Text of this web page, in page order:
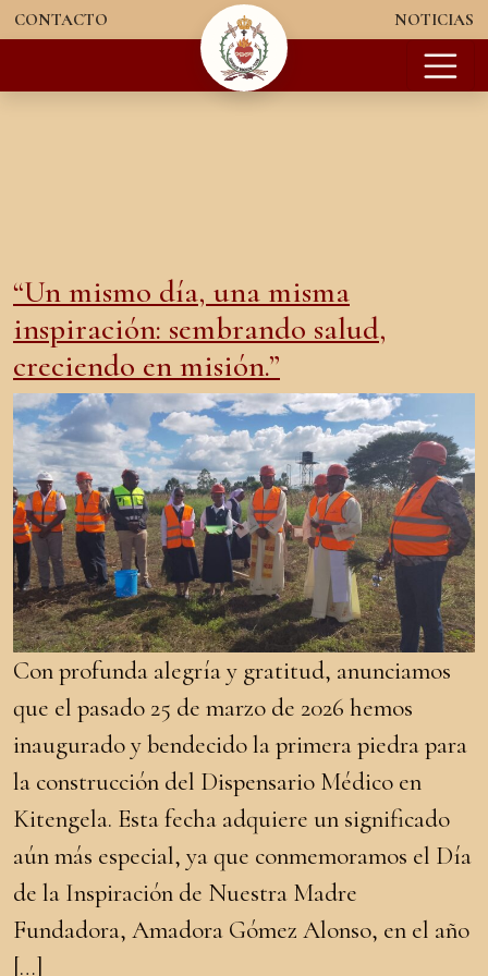
Saltar al contenido
CONTACTO NOTICIAS
Navegación principal
Categoría:Kenia
“Un mismo día, una misma
inspiración: sembrando salud,
creciendo en misión.”
Con profunda alegría y gratitud, anunciamos
que el pasado 25 de marzo de 2026 hemos
inaugurado y bendecido la primera piedra para
la construcción del Dispensario Médico en
Kitengela. Esta fecha adquiere un significado
aún más especial, ya que conmemoramos el Día
de la Inspiración de Nuestra Madre
Fundadora, Amadora Gómez Alonso, en el año
[…]